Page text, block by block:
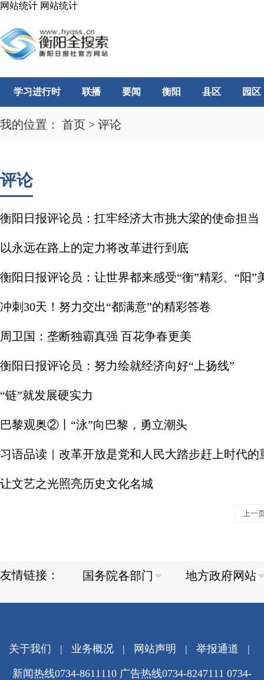
网站统计 网站统计
学习进行时 联播 要闻 衡阳 县区 园区
我的位置： 首页 > 评论
评论
衡阳日报评论员：扛牢经济大市挑大梁的使命担当
以永远在路上的定力将改革进行到底
衡阳日报评论员：让世界都来感受“衡”精彩、“阳”
冲刺30天！努力交出“都满意”的精彩答卷
周卫国：垄断独霸真强 百花争春更美
衡阳日报评论员：努力绘就经济向好“上扬线”
“链”就发展硬实力
巴黎观奥②丨“泳”向巴黎，勇立潮头
习语品读｜改革开放是党和人民大踏步赶上时代的
让文艺之光照亮历史文化名城
上一
友情链接：
关于我们 | 业务概况| 网站声明 | 举报通道 |
新闻热线0734-8611110 广告热线0734-8247111 0734-